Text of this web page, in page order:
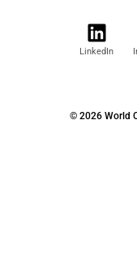
LinkedIn
© 2026 World